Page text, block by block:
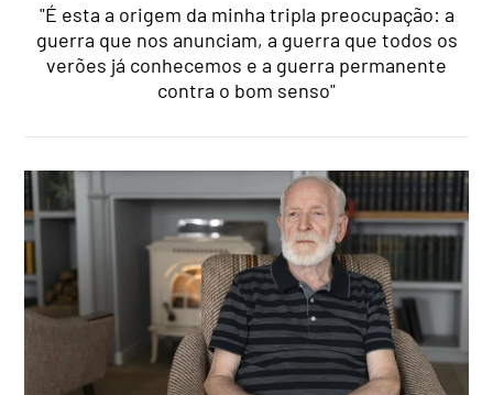
"É esta a origem da minha tripla preocupação: a
guerra que nos anunciam, a guerra que todos os
verões já conhecemos e a guerra permanente
contra o bom senso"